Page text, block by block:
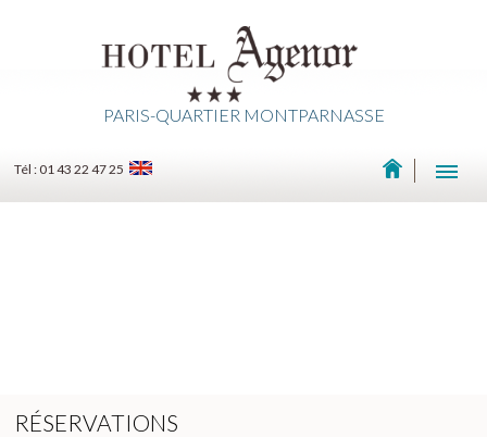
PARIS-QUARTIER MONTPARNASSE
Tél : 01 43 22 47 25
RÉSERVATIONS